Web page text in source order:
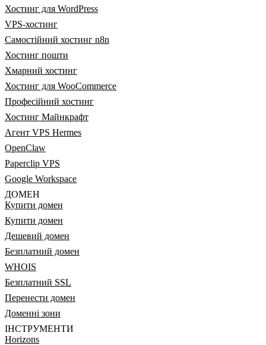
Хостинг для WordPress
VPS-хостинг
Самостійний хостинг n8n
Хостинг пошти
Хмарний хостинг
Хостинг для WooCommerce
Професійний хостинг
Хостинг Майнкрафт
Агент VPS Hermes
OpenClaw
Paperclip VPS
Google Workspace
ДОМЕН
Купити домен
Купити домен
Дешевий домен
Безплатний домен
WHOIS
Безплатний SSL
Перенести домен
Доменні зони
ІНСТРУМЕНТИ
Horizons